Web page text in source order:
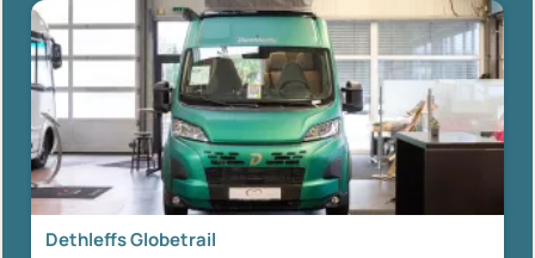
Dethleffs Globetrail